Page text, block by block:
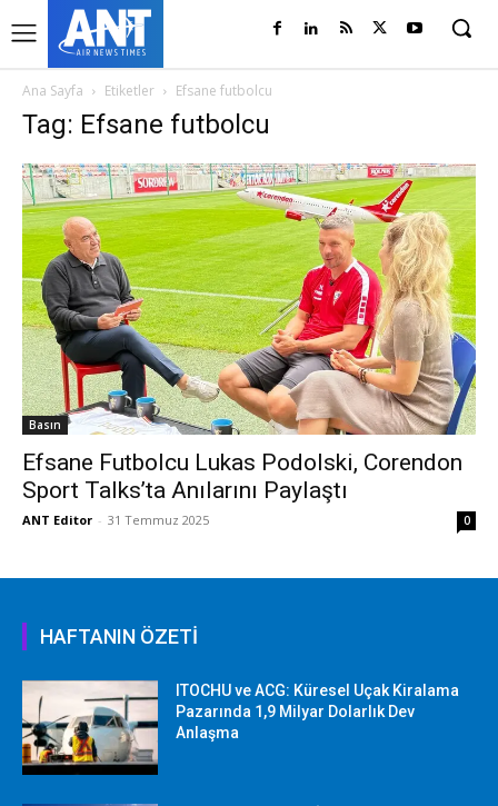
Ana Sayfa Etiketler Efsane futbolcu
Tag: Efsane futbolcu
Basın
Efsane Futbolcu Lukas Podolski, Corendon
Sport Talks’ta Anılarını Paylaştı
ANT Editor - 31 Temmuz 2025 0
HAFTANIN ÖZETİ
ITOCHU ve ACG: Küresel Uçak Kiralama
Pazarında 1,9 Milyar Dolarlık Dev
Anlaşma